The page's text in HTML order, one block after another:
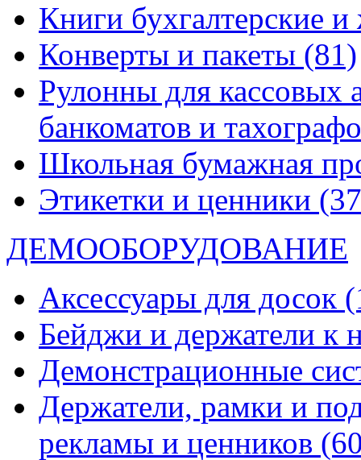
Книги бухгалтерские
Конверты и пакеты (81)
Рулонны для кассовых
банкоматов и
Школьная бумажная
Этикетки и ценники
ДЕМООБОРУДОВАНИЕ
Аксессуары для досок
Бейджи и держатели к
Демонстрационные
Держатели, рамки и
рекламы и ценников